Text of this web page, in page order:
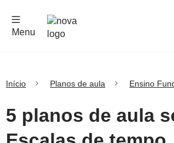
Menu
Início Planos de aula Ensino
5 planos de aula